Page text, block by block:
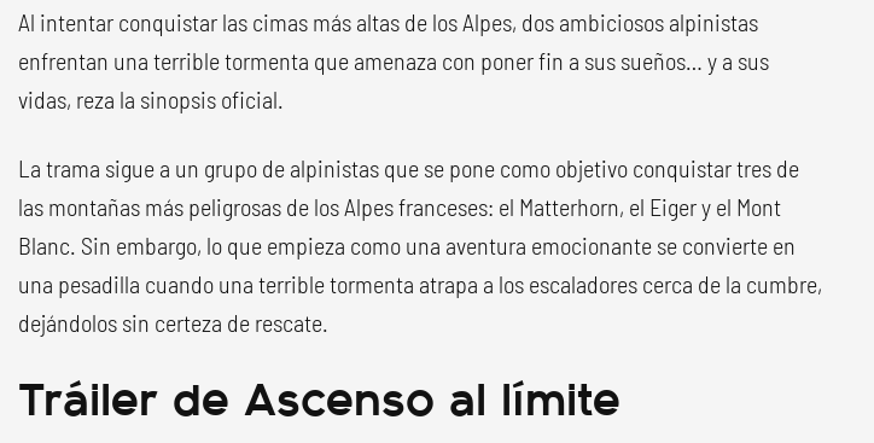
Al intentar conquistar las cimas más altas de los Alpes, dos ambiciosos alpinistas
enfrentan una terrible tormenta que amenaza con poner fin a sus sueños… y a sus
vidas, reza la sinopsis oficial.
La trama sigue a un grupo de alpinistas que se pone como objetivo conquistar tres de
las montañas más peligrosas de los Alpes franceses: el Matterhorn, el Eiger y el Mont
Blanc. Sin embargo, lo que empieza como una aventura emocionante se convierte en
una pesadilla cuando una terrible tormenta atrapa a los escaladores cerca de la cumbre,
dejándolos sin certeza de rescate.
Tráiler de Ascenso al límite